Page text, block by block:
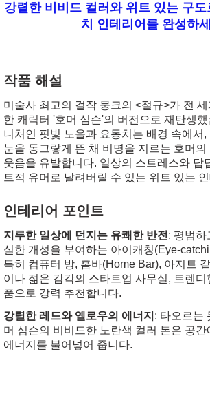
강렬한 비비드 컬러와 위트 있는 구도
치 인테리어를 완성하
작품 해설
미술사 최고의 걸작 뭉크의 <절규>가 전
한 캐릭터 '호머 심슨'의 버전으로 재탄생
니처인 핏빛 노을과 요동치는 배경 속에서,
눈을 동그랗게 뜬 채 비명을 지르는 호머
웃음을 유발합니다. 일상의 스트레스와 답
트적 유머로 날려버릴 수 있는 위트 있는
인테리어 포인트
지루한 일상에 던지는 유쾌한 반전 : 평범하
실한 개성을 부여하는 아이캐칭(Eye-
특히 컴퓨터 방, 홈바(Home Bar), 아지트
이나 젊은 감각의 스타트업 사무실, 트렌
품으로 강력 추천합니다.
강렬한 레드와 옐로우의 에너지 : 타오르는
머 심슨의 비비드한 노란색 컬러 톤은 공
에너지를 불어넣어 줍니다.